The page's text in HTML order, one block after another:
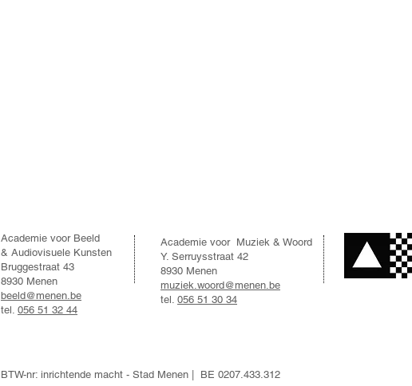
Academie voor Beeld
& Audiovisuele Kunsten
Bruggestraat 43
8930 Menen
beeld@menen.be
tel. 056 51 32 44
Academie voor Muziek & Woord
Y. Serruysstraat 42
8930 Menen
muziek.woord@menen.be
tel. 056 51 30 34
BTW-nr: inrichtende macht - Stad Menen | BE 0207.433.312